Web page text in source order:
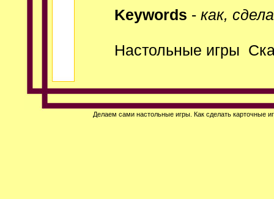
Keywords - как,
Настольные игры
Делаем сами настольные игры. Как сделать карточные